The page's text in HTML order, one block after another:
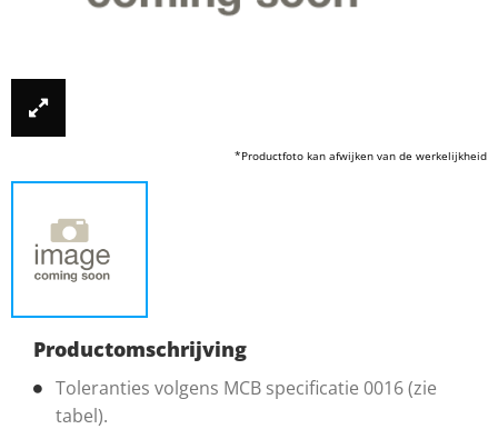
*Productfoto kan afwijken van de werkelijkheid
Productomschrijving
Toleranties volgens MCB specificatie 0016 (zie
tabel).